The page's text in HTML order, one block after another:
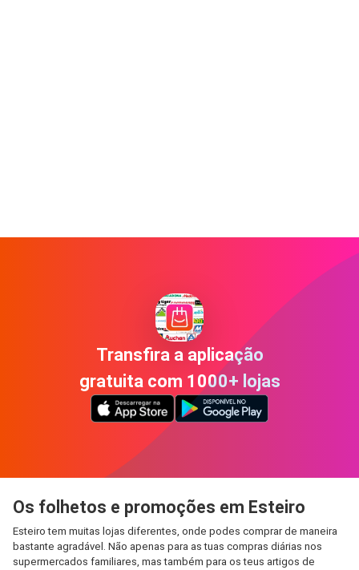
Transfira a aplicação
gratuita com 1000+ lojas
Os folhetos e promoções em Esteiro
Esteiro tem muitas lojas diferentes, onde podes comprar de maneira
bastante agradável. Não apenas para as tuas compras diárias nos
supermercados familiares, mas também para os teus artigos de